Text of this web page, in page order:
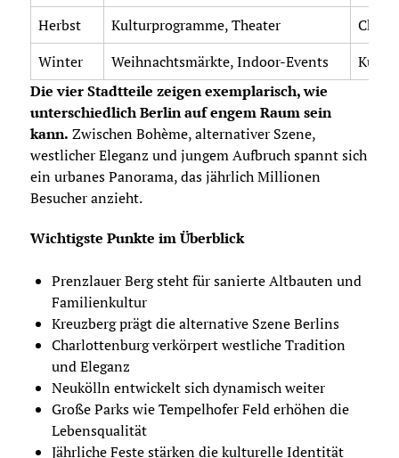
Herbst
Kulturprogramme, Theater
Winter
Weihnachtsmärkte, Indoor-Events
Die vier Stadtteile zeigen exemplarisch, wie
unterschiedlich Berlin auf engem Raum sein
kann. Zwischen Bohème, alternativer Szene,
westlicher Eleganz und jungem Aufbruch spannt sich
ein urbanes Panorama, das jährlich Millionen
Besucher anzieht.
Wichtigste Punkte im Überblick
Prenzlauer Berg steht für sanierte Altbauten und
Familienkultur
Kreuzberg prägt die alternative Szene Berlins
Charlottenburg verkörpert westliche Tradition
und Eleganz
Neukölln entwickelt sich dynamisch weiter
Große Parks wie Tempelhofer Feld erhöhen die
Lebensqualität
Jährliche Feste stärken die kulturelle Identität